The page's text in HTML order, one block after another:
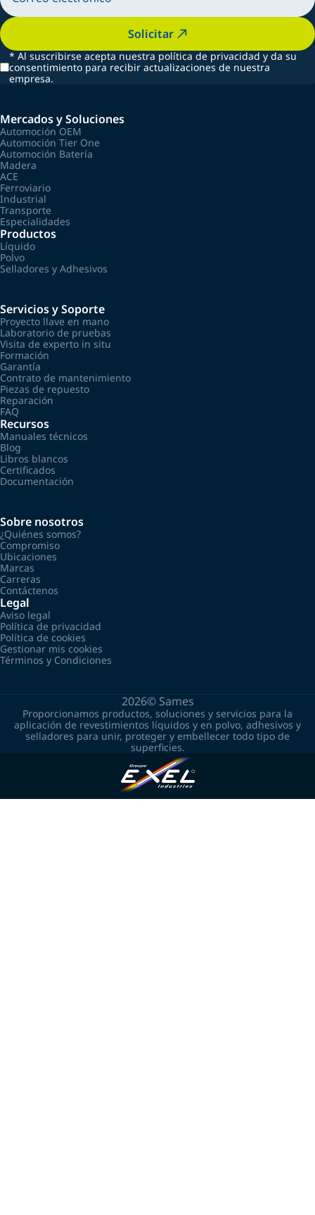
Solicitar
* Al suscribirse acepta nuestra política de privacidad y da su
consentimiento para recibir actualizaciones de nuestra
empresa.
Mercados y Soluciones
Automoción OEM
Automoción Tier One
Automoción Batería
Madera
ACE
Ferroviario
Industrial
Transporte
Especialidades
Productos
Líquido
Polvo
Selladores y Adhesivos
Servicios y Soporte
Proyecto llave en mano
Laboratorio de pruebas
Visita de experto in situ
Formación
Garantía
Contrato de mantenimiento
Piezas de repuesto
Reparación
FAQ
Recursos
Manuales técnicos
Blog
Libros blancos
Certificados
Documentación
Sobre nosotros
¿Quiénes somos?
Compromiso
Ubicaciones
Marcas
Carreras
Contáctenos
Legal
Aviso legal
Política de privacidad
Política de cookies
Gestionar mis cookies
Términos y Condiciones
2026© Sames
Proporcionamos productos, soluciones y servicios para la
aplicación de revestimientos líquidos y en polvo, adhesivos y
selladores para unir, proteger y embellecer todo tipo de
superficies.